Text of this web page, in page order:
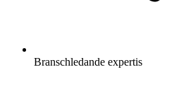
Branschledande expertis